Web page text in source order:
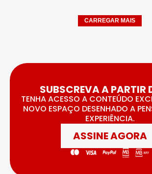
CARREGAR MAIS
SUBSCREVA A PARTIR
TENHA ACESSO A CONTEÚDO
NOVO ESPAÇO DESENHADO A
EXPERIÊNCIA.
ASSINE AGORA